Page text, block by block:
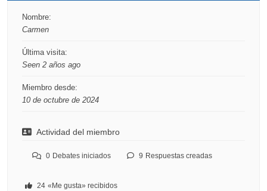
Nombre:
Carmen
Última visita:
Seen 2 años ago
Miembro desde:
10 de octubre de 2024
Actividad del miembro
0 Debates iniciados 9 Respuestas creadas
24 «Me gusta» recibidos